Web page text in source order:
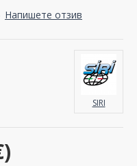
Напишете отзив
SIRI